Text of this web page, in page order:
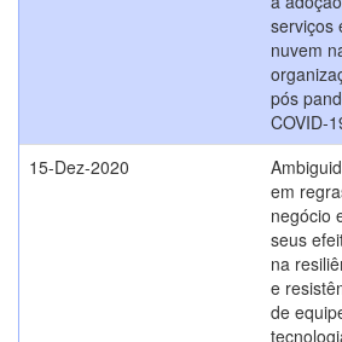
serviços
nuvem
pós
COVID-
15-Dez-2020
em
negócio
seus
na
e
de